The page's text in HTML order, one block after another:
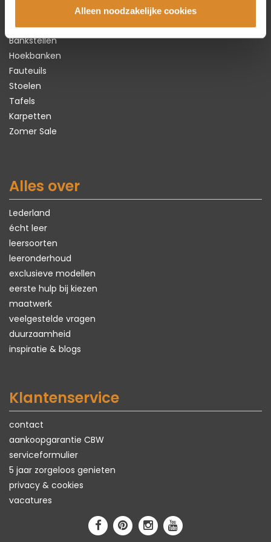
Alleen noodzakelijke cookies
Bankstellen
Hoekbanken
Fauteuils
Stoelen
Tafels
Karpetten
Zomer Sale
Alles over
Lederland
écht leer
leersoorten
leeronderhoud
exclusieve modellen
eerste hulp bij kiezen
maatwerk
veelgestelde vragen
duurzaamheid
inspiratie & blogs
Klantenservice
contact
aankoopgarantie CBW
serviceformulier
5 jaar zorgeloos genieten
privacy & cookies
vacatures